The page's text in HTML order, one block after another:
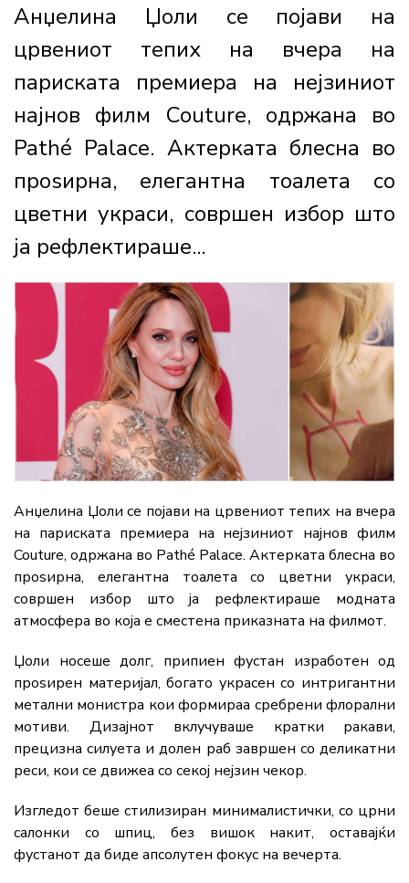
Анџелина Џоли се појави на
црвениот тепих на вчера на
париската премиера на нејзиниот
најнов филм Couture, одржана во
Pathé Palace. Актерката блесна во
проѕирна, елегантна тоалета со
цветни украси, совршен избор што
ја рефлектираше...
Анџелина Џоли се појави на црвениот тепих на вчера
на париската премиера на нејзиниот најнов филм
Couture, одржана во Pathé Palace. Актерката блесна во
проѕирна, елегантна тоалета со цветни украси,
совршен избор што ја рефлектираше модната
атмосфера во која е сместена приказната на филмот.
Џоли носеше долг, припиен фустан изработен од
проѕирен материјал, богато украсен со интригантни
метални монистра кои формираа сребрени флорални
мотиви. Дизајнот вклучуваше кратки ракави,
прецизна силуета и долен раб завршен со деликатни
реси, кои се движеа со секој нејзин чекор.
Изгледот беше стилизиран минималистички, со црни
салонки со шпиц, без вишок накит, оставајќи
фустанот да биде апсолутен фокус на вечерта.